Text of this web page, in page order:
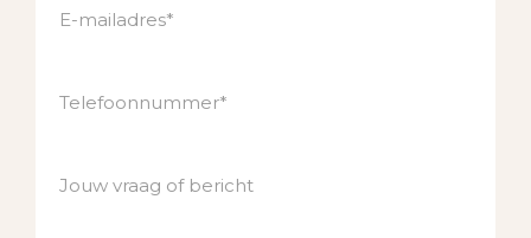
E-mailadres*
Telefoonnummer*
Jouw vraag of bericht